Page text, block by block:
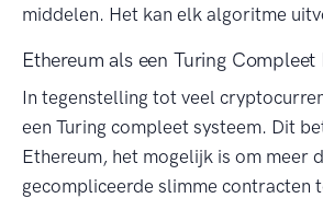
middelen. Het kan elk algoritme
Ethereum als een Turing
In tegenstelling tot veel
een Turing compleet systeem. Dit
Ethereum, het mogelijk is om meer
gecompliceerde slimme contracten